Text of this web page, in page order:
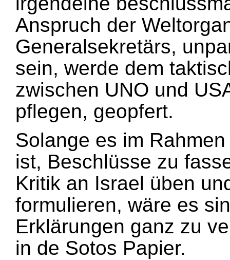
Anspruch der
Generalsekretärs,
sein, werde dem
zwischen UNO und
pflegen, geopfert.
Solange es im
ist, Beschlüsse zu
Kritik an Israel üben
formulieren, wäre es
Erklärungen ganz zu
in de Sotos Papier.